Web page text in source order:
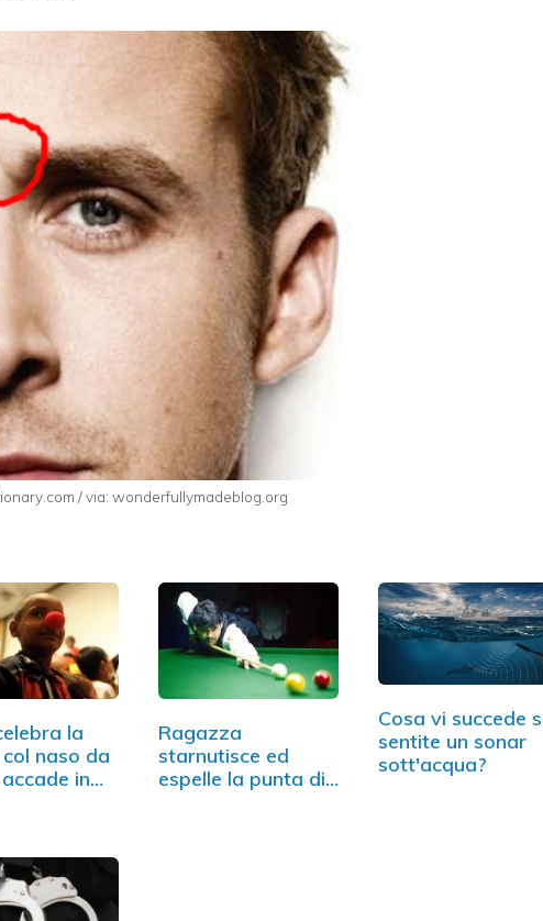
/ via: wonderfullymadeblog.org
la
naso da
in
Ragazza
starnutisce ed
espelle la punta di
Cosa vi succede
sentite un sonar
sott'acqua?